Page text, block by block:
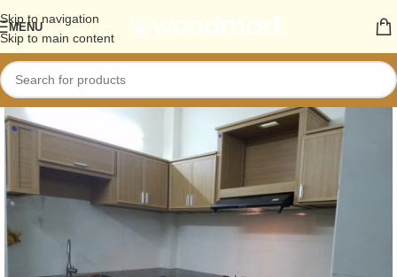
Skip to navigation
Skip to main content
MENU